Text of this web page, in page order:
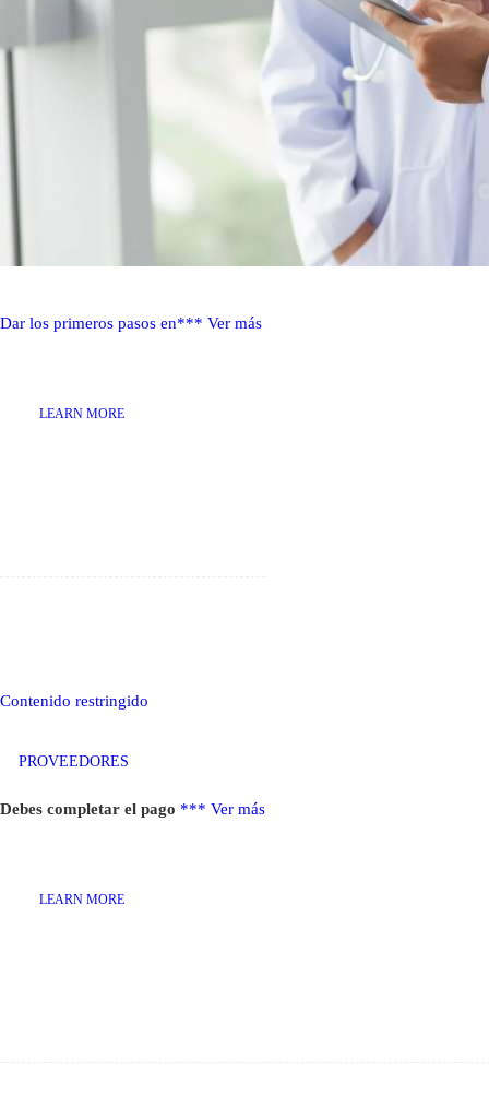
Dar los primeros pasos en*** Ver más
LEARN MORE
Contenido restringido
PROVEEDORES
Debes completar el pago *** Ver más
LEARN MORE